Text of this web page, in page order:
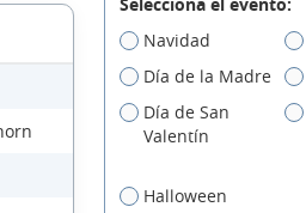
Navidad
Día de la Madre
Día de San
Valentín
Halloween